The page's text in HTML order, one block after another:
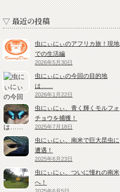
▽ 最近の投稿
虫にぃにぃのアフリカ旅！現地
での生活編
2026年5月30日
虫にぃにぃの今回の目的地
は……
2026年1月22日
虫にぃにぃ、青く輝くモルフォ
チョウを捕獲！
2025年7月18日
虫にぃにぃ、南米で巨大昆虫に
遭遇！
2025年6月23日
虫にぃにぃ、ついに憧れの南米
へ！